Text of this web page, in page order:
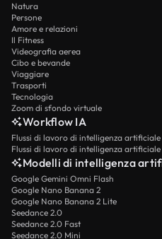
Natura
Persone
Amore e relazioni
Il Fitness
Videografia aerea
Cibo e bevande
Viaggiare
Trasporti
Tecnologia
Zoom di sfondo virtuale
Workflow IA
Flussi di lavoro di intelligenza
Modelli di intelligenza
Google Gemini Omni Flash
Google Nano Banana 2
Google Nano Banana 2 Lite
Seedance 2.0
Seedance 2.0 Fast
Seedance 2.0 Mini